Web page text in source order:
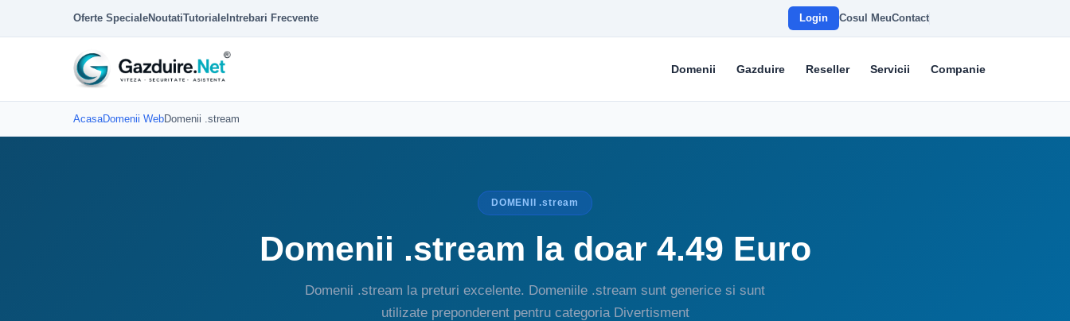
Oferte SpecialeNoutatiTutoriale Intrebari Frecvente Login Cosul MeuContact
Domenii Gazduire Reseller Servicii Companie
AcasaDomenii WebDomenii .stream
DOMENII .stream
Domenii .stream la doar 4.49 Euro
Domenii .stream la preturi excelente. Domeniile .stream sunt generice si sunt
utilizate preponderent pentru categoria Divertisment